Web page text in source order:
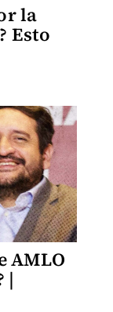
la
Esto
AMLO
|